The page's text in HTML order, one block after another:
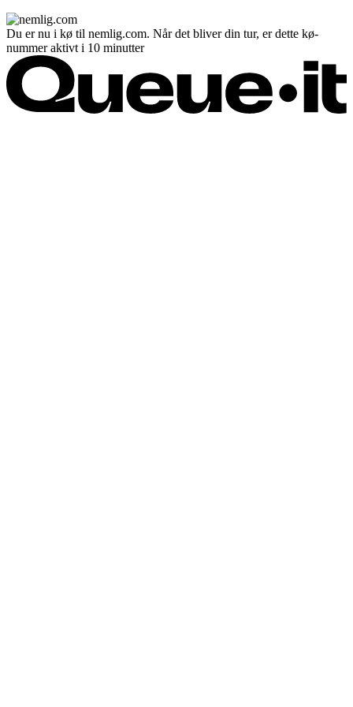
Du er nu i kø til nemlig.com. Når det bliver din tur, er dette kø-
nummer aktivt i 10 minutter